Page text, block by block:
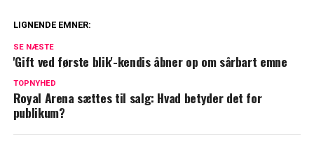
Gentager sig: Populær streamingtjeneste
LIGNENDE EMNER:
SE NÆSTE
'Gift ved første blik'-kendis åbner op om sårbart emne
TOPNYHED
Royal Arena sættes til salg: Hvad betyder det for
publikum?